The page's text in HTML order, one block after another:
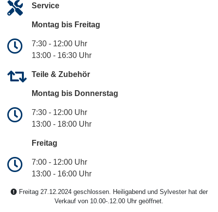
Service
Montag bis Freitag
7:30 - 12:00 Uhr
13:00 - 16:30 Uhr
Teile & Zubehör
Montag bis Donnerstag
7:30 - 12:00 Uhr
13:00 - 18:00 Uhr
Freitag
7:00 - 12:00 Uhr
13:00 - 16:00 Uhr
Freitag 27.12.2024 geschlossen. Heiligabend und Sylvester hat der
Verkauf von 10.00-.12.00 Uhr geöffnet.